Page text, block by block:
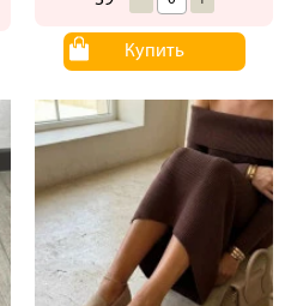
Купить